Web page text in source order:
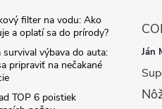
filter na vodu: Ako
a oplatí sa do prírody?
survival výbava do auta:
pripraviť na nečakané
TOP 6 poistiek
Ján